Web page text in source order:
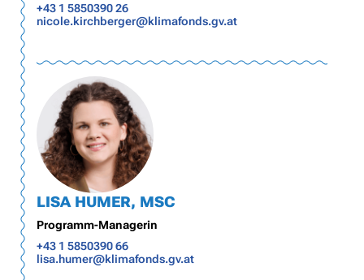
+43 1 5850390 26
nicole.kirchberger@klimafonds.gv.at
LISA HUMER, MSC
Programm-Managerin
+43 1 5850390 66
lisa.humer@klimafonds.gv.at